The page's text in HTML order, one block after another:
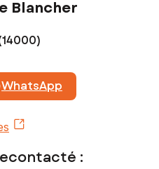
Blancher
WhatsApp
: